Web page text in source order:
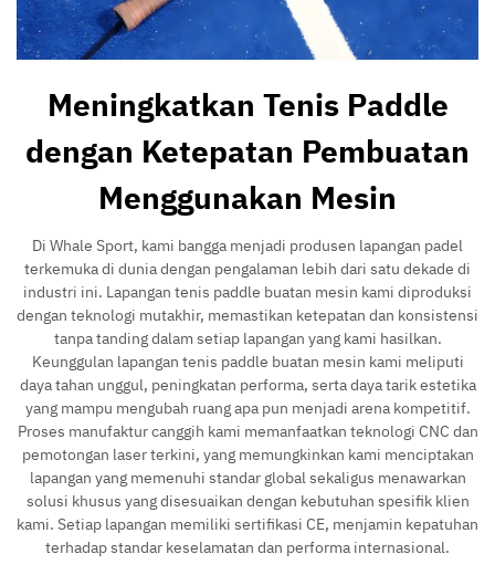
Meningkatkan Tenis Paddle
dengan Ketepatan Pembuatan
Menggunakan Mesin
Di Whale Sport, kami bangga menjadi produsen lapangan padel
terkemuka di dunia dengan pengalaman lebih dari satu dekade di
industri ini. Lapangan tenis paddle buatan mesin kami diproduksi
dengan teknologi mutakhir, memastikan ketepatan dan konsistensi
tanpa tanding dalam setiap lapangan yang kami hasilkan.
Keunggulan lapangan tenis paddle buatan mesin kami meliputi
daya tahan unggul, peningkatan performa, serta daya tarik estetika
yang mampu mengubah ruang apa pun menjadi arena kompetitif.
Proses manufaktur canggih kami memanfaatkan teknologi CNC dan
pemotongan laser terkini, yang memungkinkan kami menciptakan
lapangan yang memenuhi standar global sekaligus menawarkan
solusi khusus yang disesuaikan dengan kebutuhan spesifik klien
kami. Setiap lapangan memiliki sertifikasi CE, menjamin kepatuhan
terhadap standar keselamatan dan performa internasional.